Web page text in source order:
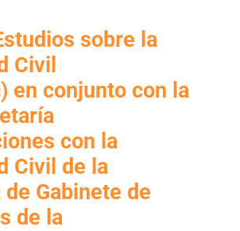
sobre la
Civil
en conjunto con la
con la
Civil de la
Gabinete de
de la